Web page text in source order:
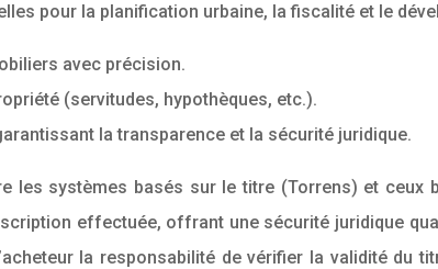
pour la planification urbaine, la fiscalité et le
avec précision.
(servitudes, hypothèques, etc.).
la transparence et la sécurité juridique.
les systèmes basés sur le titre (Torrens) et ceux
effectuée, offrant une sécurité juridique
la responsabilité de vérifier la validité